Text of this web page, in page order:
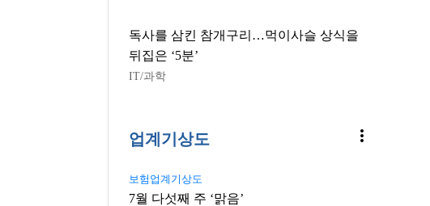
독사를 삼킨 참개구리…먹이사슬 상식을
뒤집은 ‘5분’
IT/과학
업계기상도 more_vert
보험업계기상도
7월 다섯째 주 ‘맑음’